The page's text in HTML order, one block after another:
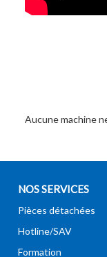
Aucune machine
NOS SERVICES
Pièces détachées
Hotline/SAV
Formation